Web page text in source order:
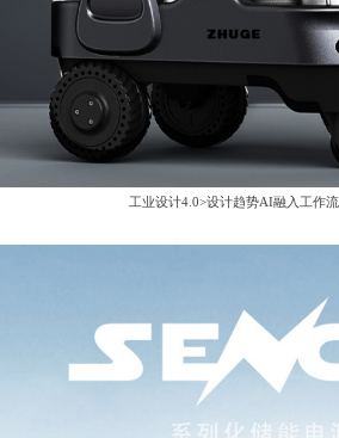
工业设计4.0>设计趋势AI融入工作流